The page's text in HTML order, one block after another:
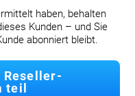
haben, behalten
Kunden – und Sie
abonniert bleibt.
Reseller-
teil